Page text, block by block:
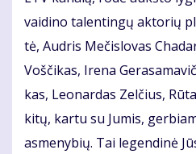
vai­di­no ta­len­tin­gų ak­to­rių
tė, Aud­ris Me­čis­lo­vas
Voš­či­kas, Ire­na
kas, Le­o­nar­das Zel­čius,
ki­tų, kar­tu su Ju­mis,
as­me­ny­bių. Tai le­gen­di­nė